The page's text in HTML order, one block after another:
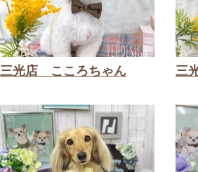
三光店 こころちゃん 三